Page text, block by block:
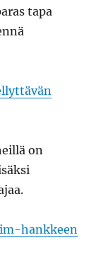
tapa
on
hankkeen